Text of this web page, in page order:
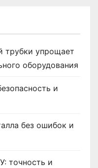
трубки упрощает
оборудования
и
без ошибок и
точность и